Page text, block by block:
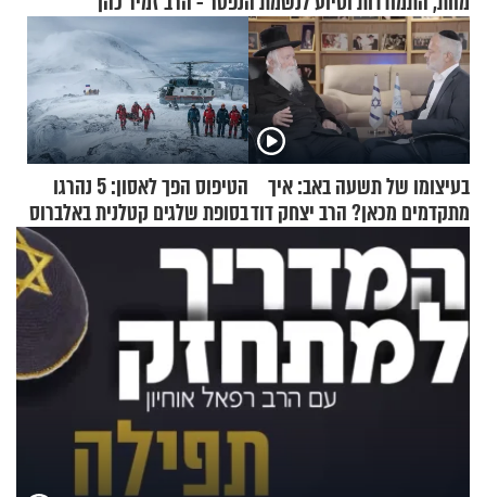
בעיצומו של תשעה באב: איך
מתקדמים מכאן? הרב יצחק דוד
גרוסמן בשיחה מיוחדת
הטיפוס הפך לאסון: 5 נהרגו
בסופת שלגים קטלנית באלברוס